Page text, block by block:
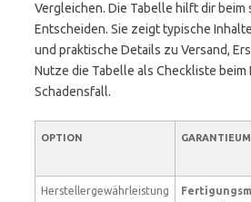
Vergleichen. Die Tabelle hilft dir beim
Entscheiden. Sie zeigt typische
und praktische Details zu Versand,
Nutze die Tabelle als Checkliste beim
Schadensfall.
OPTION
Herstellergewährleistung